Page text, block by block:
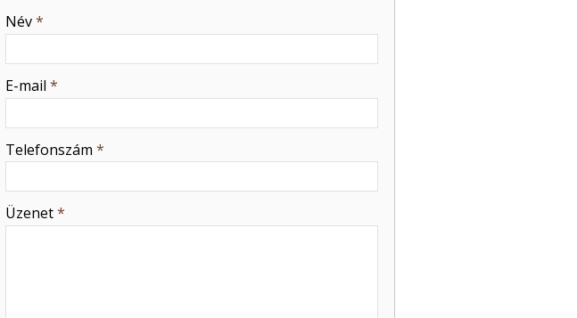
-
-
Név*
E-mail *
Telefonszám *
Üzenet*